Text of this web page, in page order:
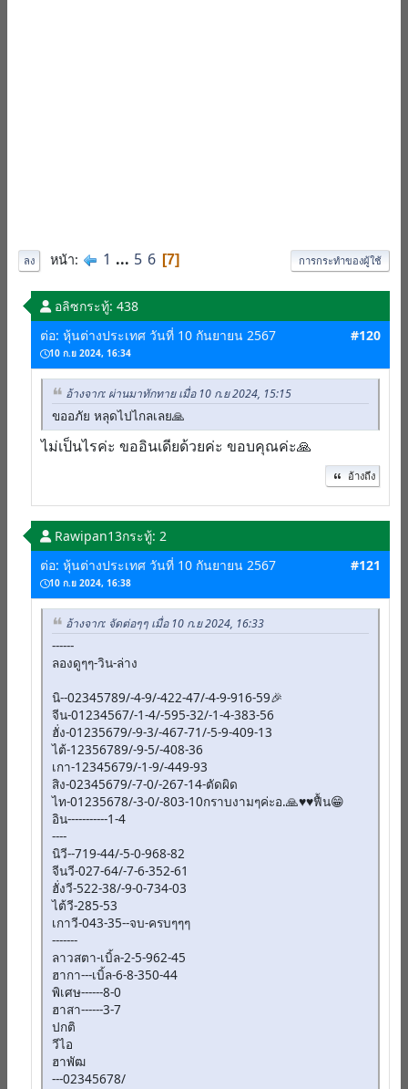
ลง หน้า 1 ... 5 6 7 การกระทำของผู้ใช้
อลิซกระทู้: 438
ต่อ: หุ้นต่างประเทศ วันที่ 10 กันยายน 2567
10 ก.ย 2024, 16:34
#120
อ้างจาก: ผ่านมาทักทาย เมื่อ 10 ก.ย 2024, 15:15
ขออภัย หลุดไปไกลเลย🙏
ไม่เป็นไรค่ะ ขออินเดียด้วยค่ะ ขอบคุณค่ะ🙏
อ้างถึง
Rawipan13กระทู้: 2
ต่อ: หุ้นต่างประเทศ วันที่ 10 กันยายน 2567
10 ก.ย 2024, 16:38
#121
อ้างจาก: จัดต่อๆๆ เมื่อ 10 ก.ย 2024, 16:33
------
ลองดูๆๆ-วิน-ล่าง
นิ--02345789/-4-9/-422-47/-4-9-916-59🎉
จีน-01234567/-1-4/-595-32/-1-4-383-56
ฮั่ง-01235679/-9-3/-467-71/-5-9-409-13
ไต้-12356789/-9-5/-408-36
เกา-12345679/-1-9/-449-93
สิง-02345679/-7-0/-267-14-ตัดผิด
ไท-01235678/-3-0/-803-10กราบงามๆค่ะอ.🙏♥️♥️ฟื้น😁
อิน-----------1-4
----
นิวี--719-44/-5-0-968-82
จีนวี-027-64/-7-6-352-61
ฮั่งวี-522-38/-9-0-734-03
ไต้วี-285-53
เกาวี-043-35--จบ-ครบๆๆๆ
-------
ลาวสตา-เบิ้ล-2-5-962-45
ฮากา---เบิ้ล-6-8-350-44
พิเศษ------8-0
ฮาสา------3-7
ปกติ
วีไอ
ฮาพัฒ
---02345678/